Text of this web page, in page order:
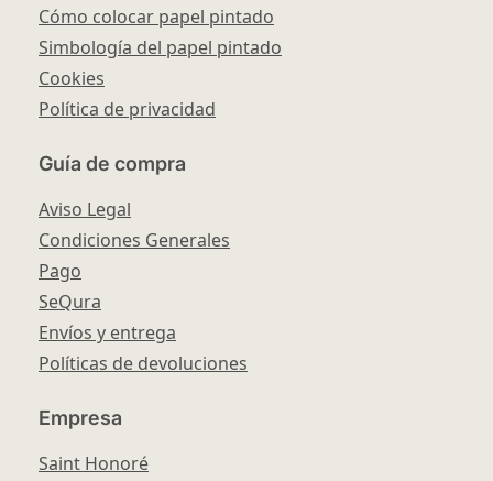
Cómo colocar papel pintado
Simbología del papel pintado
Cookies
Política de privacidad
Guía de compra
Aviso Legal
Condiciones Generales
Pago
SeQura
Envíos y entrega
Políticas de devoluciones
Empresa
Saint Honoré